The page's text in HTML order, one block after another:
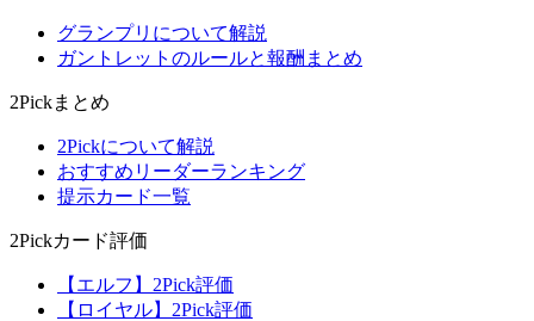
グランプリについて解説
ガントレットのルールと報酬まとめ
2Pickまとめ
2Pickについて解説
おすすめリーダーランキング
提示カード一覧
2Pickカード評価
【エルフ】2Pick評価
【ロイヤル】2Pick評価